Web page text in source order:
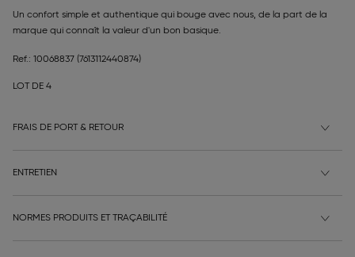
Un confort simple et authentique qui bouge avec nous, de la part de la
marque qui connaît la valeur d'un bon basique.
Ref.: 10068837 (7613112440874)
LOT DE 4
FRAIS DE PORT & RETOUR
ENTRETIEN
NORMES PRODUITS ET TRAÇABILITÉ